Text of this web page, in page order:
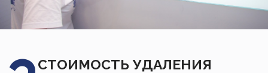
СТОИМОСТЬ УДАЛЕНИЯ